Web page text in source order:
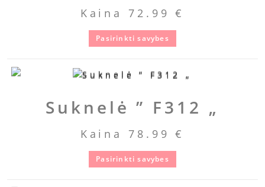
Kaina 72.99€
Pasirinkti savybes
Suknelė ” F312 „
Kaina 78.99€
Pasirinkti savybes